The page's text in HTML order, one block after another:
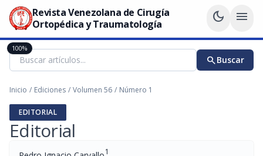
Revista Venezolana de Cirugía
Ortopédica y Traumatología
dark_mode menu
searchBuscar
Inicio / Ediciones / Volumen 56 / Número 1
EDITORIAL
Editorial
1
100%